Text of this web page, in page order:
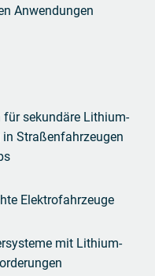
Anwendungen
sekundäre Lithium-
Straßenfahrzeugen
Elektrofahrzeuge
mit Lithium-